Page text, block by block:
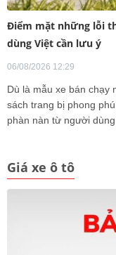
Điểm mặt những lỗi
dùng Việt cần lưu ý
06/08/2026 12:29
Dù là mẫu xe bán chạy
sách trang bị phong
phàn nàn từ người
Giá xe ô tô